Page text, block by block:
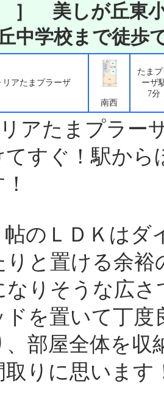
美しが丘東
中学校まで徒歩
リアたまプラーザ
南西
たま
ーザ
7分
アたまプラ
てすぐ！駅か
のＬＤＫはダ
りと置ける余
なりそうな広
を置いて丁度
、部屋全体を収
りに思います